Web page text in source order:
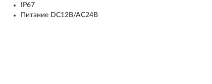
IP67
Питание DC12В/АС24В